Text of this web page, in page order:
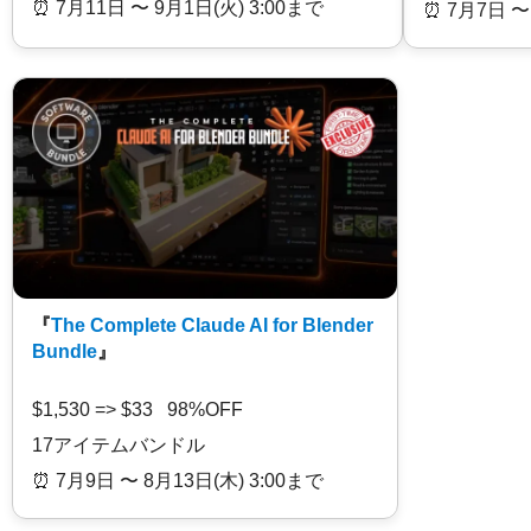
⏰️ 7月11日 〜 9月1日(火) 3:00まで
⏰️ 7月7日
『The Complete Claude AI for Blender
Bundle 』
$1,530 => $33 98%OFF
17アイテムバンドル
⏰️ 7月9日 〜 8月13日(木) 3:00まで